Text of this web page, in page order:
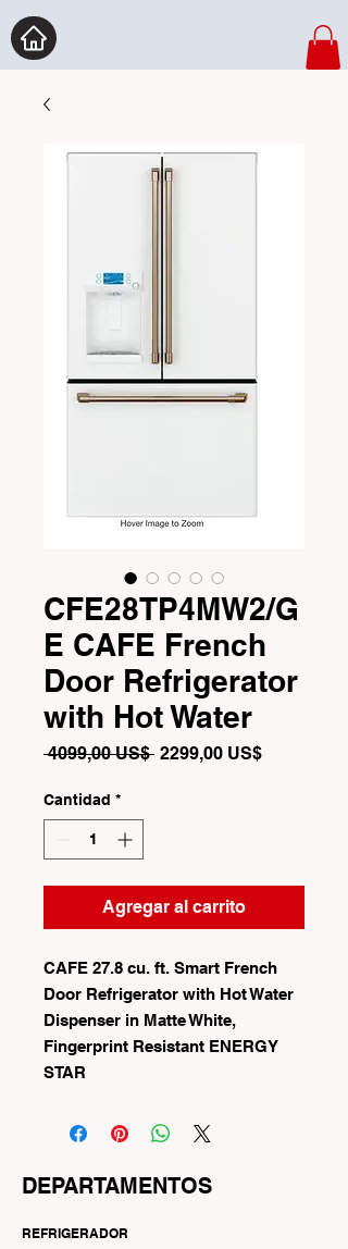
CFE28TP4MW2/G
E CAFE French
Door Refrigerator
with Hot Water
4099,00 US$ Precio
2299,00 US$Precio
Cantidad *
Agregar al carrito
CAFE 27.8 cu. ft. Smart French
Door Refrigerator with Hot Water
Dispenser in Matte White,
Fingerprint Resistant ENERGY
STAR
DEPARTAMENTOS
REFRIGERADOR